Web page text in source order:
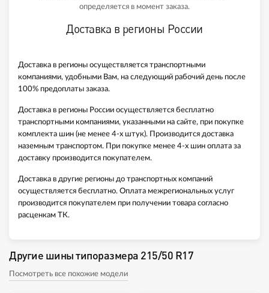
определяется в момент заказа.
Доставка в регионы России
Доставка в регионы осуществляется транспортными
компаниями, удобными Вам, на следующий рабочий день после
100% предоплаты заказа.
Доставка в регионы России осуществляется бесплатно
транспортными компаниями, указанными на сайте, при покупке
комплекта шин (не менее 4-х штук). Производится доставка
наземным транспортом. При покупке менее 4-х шин оплата за
доставку производится покупателем.
Доставка в другие регионы до транспортных компаний
осуществляется бесплатно. Оплата межрегиональных услуг
производится покупателем при получении товара согласно
расценкам ТК.
Другие шины типоразмера 215/50 R17
Посмотреть все похожие модели